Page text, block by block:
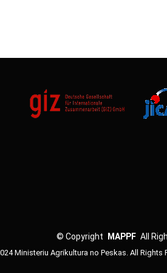
© Copyright MAPPF All
Ministeriu Agrikultura no Peskas. All Rights